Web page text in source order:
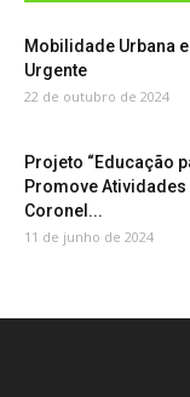
Mobilidade Urbana
Urgente
22 de outubro de 2024
Projeto “Educação
Promove Atividades
Coronel...
11 de junho de 2024